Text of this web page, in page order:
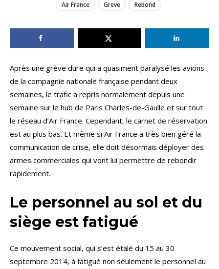
Air France Greve Rebond
Après une grève dure qui a quasiment paralysé les avions
de la compagnie nationale française pendant deux
semaines, le trafic a repris normalement depuis une
semaine sur le hub de Paris Charles-de-Gaulle et sur tout
le réseau d’Air France. Cependant, le carnet de réservation
est au plus bas. Et même si Air France a très bien géré la
communication de crise, elle doit désormais déployer des
armes commerciales qui vont lui permettre de rebondir
rapidement.
Le personnel au sol et du
siège est fatigué
Ce mouvement social, qui s’est étalé du 15 au 30
septembre 2014, à fatigué non seulement le personnel au